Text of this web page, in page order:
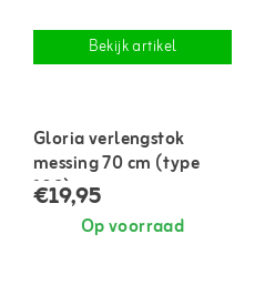
Bekijk artikel
Gloria verlengstok
messing 70 cm (type
109)
€19,95
Op voorraad